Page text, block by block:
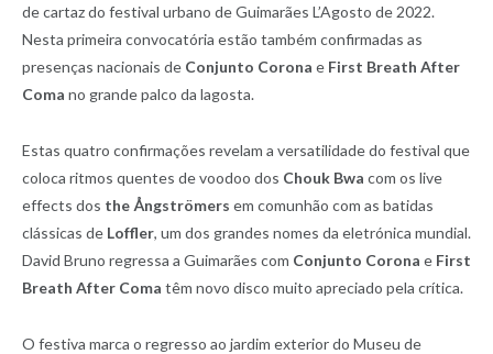
de cartaz do festival urbano de Guimarães L’Agosto de 2022.
Nesta primeira convocatória estão também confirmadas as
presenças nacionais de Conjunto Corona e First Breath After
Coma no grande palco da lagosta.
Estas quatro confirmações revelam a versatilidade do festival que
coloca ritmos quentes de voodoo dos Chouk Bwa com os live
effects dos the Ångströmers em comunhão com as batidas
clássicas de Loffler, um dos grandes nomes da eletrónica mundial.
David Bruno regressa a Guimarães com Conjunto Corona e First
Breath After Coma têm novo disco muito apreciado pela crítica.
O festiva marca o regresso ao jardim exterior do Museu de